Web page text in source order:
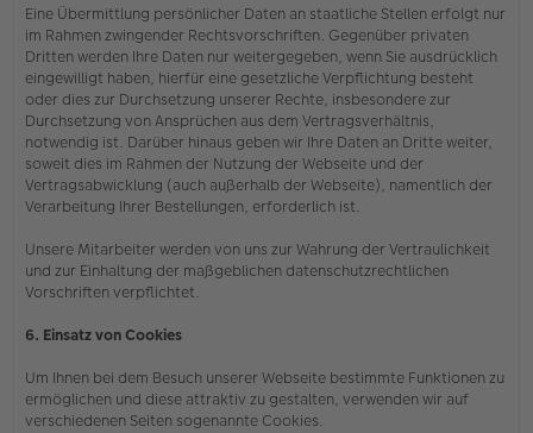
Eine Übermittlung persönlicher Daten an staatliche Stellen erfolgt nur
im Rahmen zwingender Rechtsvorschriften. Gegenüber privaten
Dritten werden Ihre Daten nur weitergegeben, wenn Sie ausdrücklich
eingewilligt haben, hierfür eine gesetzliche Verpflichtung besteht
oder dies zur Durchsetzung unserer Rechte, insbesondere zur
Durchsetzung von Ansprüchen aus dem Vertragsverhältnis,
notwendig ist. Darüber hinaus geben wir Ihre Daten an Dritte weiter,
soweit dies im Rahmen der Nutzung der Webseite und der
Vertragsabwicklung (auch außerhalb der Webseite), namentlich der
Verarbeitung Ihrer Bestellungen, erforderlich ist.
Unsere Mitarbeiter werden von uns zur Wahrung der Vertraulichkeit
und zur Einhaltung der maßgeblichen datenschutzrechtlichen
Vorschriften verpflichtet.
6. Einsatz von Cookies
Um Ihnen bei dem Besuch unserer Webseite bestimmte Funktionen zu
ermöglichen und diese attraktiv zu gestalten, verwenden wir auf
verschiedenen Seiten sogenannte Cookies.